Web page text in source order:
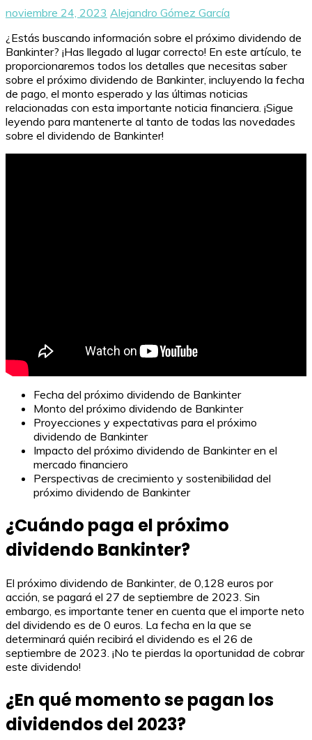
noviembre 24, 2023 Alejandro Gómez García
¿Estás buscando información sobre el próximo dividendo de
Bankinter? ¡Has llegado al lugar correcto! En este artículo, te
proporcionaremos todos los detalles que necesitas saber
sobre el próximo dividendo de Bankinter, incluyendo la fecha
de pago, el monto esperado y las últimas noticias
relacionadas con esta importante noticia financiera. ¡Sigue
leyendo para mantenerte al tanto de todas las novedades
sobre el dividendo de Bankinter!
Fecha del próximo dividendo de Bankinter
Monto del próximo dividendo de Bankinter
Proyecciones y expectativas para el próximo
dividendo de Bankinter
Impacto del próximo dividendo de Bankinter en el
mercado financiero
Perspectivas de crecimiento y sostenibilidad del
próximo dividendo de Bankinter
¿Cuándo paga el próximo
dividendo Bankinter?
El próximo dividendo de Bankinter, de 0,128 euros por
acción, se pagará el 27 de septiembre de 2023. Sin
embargo, es importante tener en cuenta que el importe neto
del dividendo es de 0 euros. La fecha en la que se
determinará quién recibirá el dividendo es el 26 de
septiembre de 2023. ¡No te pierdas la oportunidad de cobrar
este dividendo!
¿En qué momento se pagan los
dividendos del 2023?